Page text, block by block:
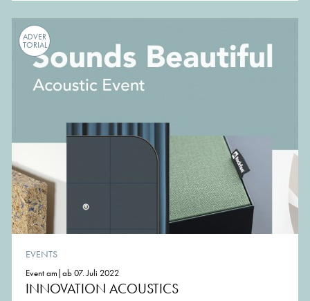
ADVER
TORIAL
EVENTS
Event am|ab 07. Juli 2022
INNOVATION ACOUSTICS